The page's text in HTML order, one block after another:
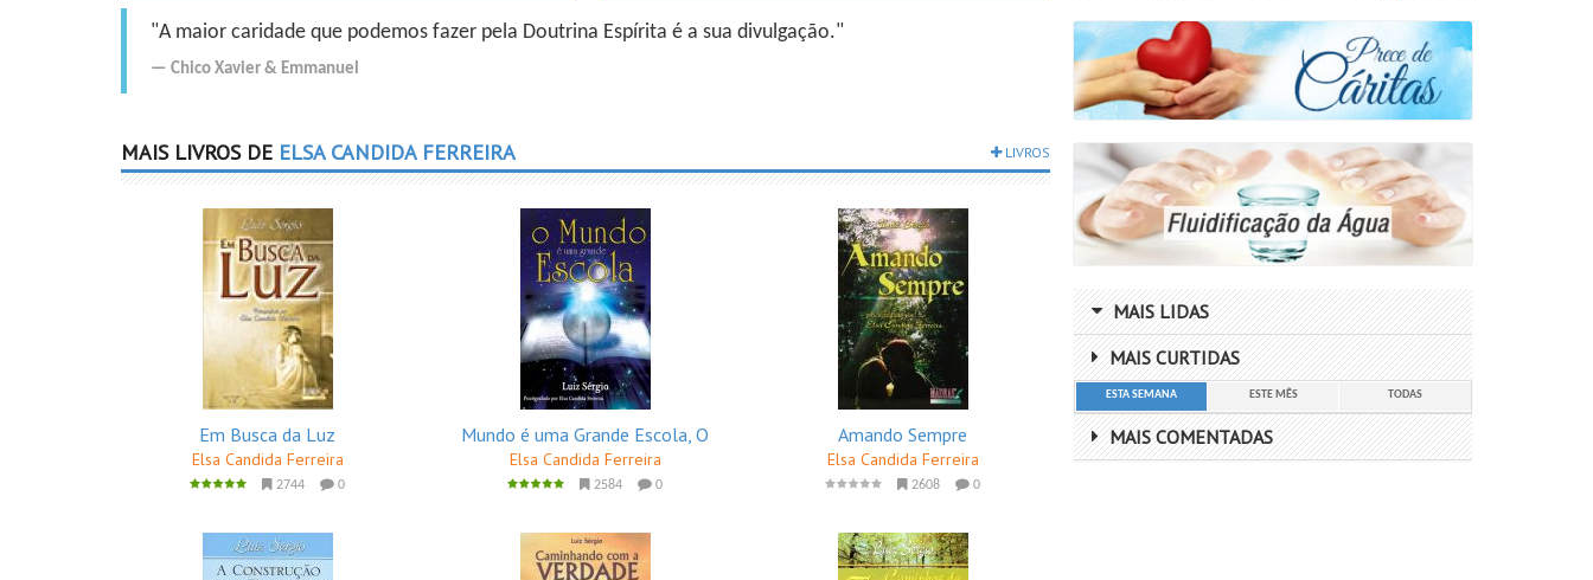
"A maior caridade que podemos fazer pela Doutrina Espírita é a sua divulgação."
Chico Xavier & Emmanuel
MAIS LIVROS DE ELSA CANDIDA FERREIRA LIVROS
Em Busca da Luz
Elsa Candida Ferreira
2744 0
Mundo é uma Grande Escola, O
Elsa Candida Ferreira
2584 0
Amando Sempre
Elsa Candida Ferreira
2608 0
MAIS LIDAS
MAIS CURTIDAS
ESTA SEMANA ESTE MÊS TODAS
MAIS COMENTADAS